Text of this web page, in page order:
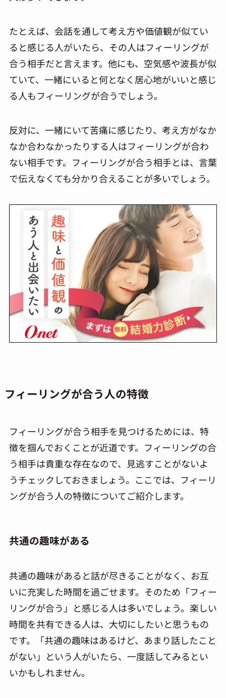
たとえば、会話を通して考え方や価値観が似てい
ると感じる人がいたら、その人はフィーリングが
合う相手だと言えます。他にも、空気感や波長が似
ていて、一緒にいると何となく居心地がいいと感じ
る人もフィーリングが合うでしょう。
反対に、一緒にいて苦痛に感じたり、考え方がなか
なか合わなかったりする人はフィーリングが合わ
ない相手です。フィーリングが合う相手とは、言葉
で伝えなくても分かり合えることが多いでしょう。
フィーリングが合う人の特徴
フィーリングが合う相手を見つけるためには、特
徴を掴んでおくことが近道です。フィーリングの合
う相手は貴重な存在なので、見逃すことがないよ
うチェックしておきましょう。ここでは、フィーリ
ングが合う人の特徴についてご紹介します。
共通の趣味がある
共通の趣味があると話が尽きることがなく、お互
いに充実した時間を過ごせます。そのため「フィー
リングが合う」と感じる人は多いでしょう。楽しい
時間を共有できる人は、大切にしたいと思うもの
です。「共通の趣味はあるけど、あまり話したこと
がない」という人がいたら、一度話してみるとい
いかもしれません。